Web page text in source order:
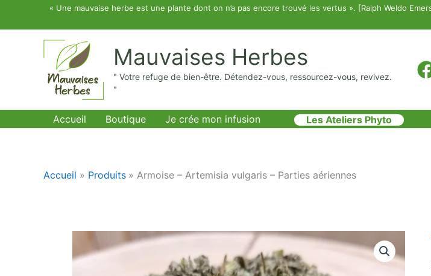
« Une mauvaise herbe est une plante dont on n’a pas encore trouvé les vertus ». [Ralph Weldo
Mauvaises Herbes
" Votre refuge de bien-être. Détendez-vous, ressourcez-vous, revivez.
"
Accueil Boutique Je crée mon infusion Les Ateliers Phyto
Accueil Produits Armoise – Artemisia vulgaris – Parties aériennes